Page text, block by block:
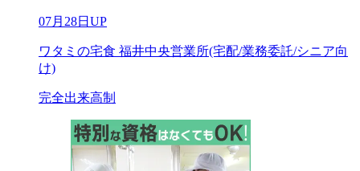
07月28日UP
ワタミの宅食 福井中央営業所(宅配/業務委託/シニア向
け)
完全出来高制